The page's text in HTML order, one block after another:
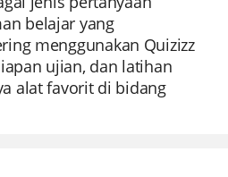
belajar yang
menggunakan Quizizz
ujian, dan latihan
alat favorit di bidang